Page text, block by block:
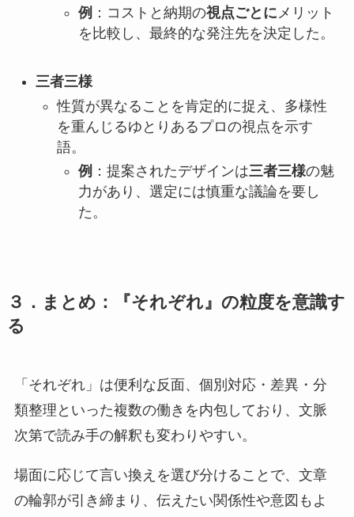
例 ：コストと納期の視点ごとに メリット
を比較し、最終的な発注先を決定した。
三者三様
性質が異なることを肯定的に捉え、多様性
を重んじるゆとりあるプロの視点を示す
語。
例 ：提案されたデザインは三者三様の魅
力があり、選定には慎重な議論を要し
た。
３．まとめ：『それぞれ』の粒度を意識す
る
「それぞれ」は便利な反面、個別対応・差異・分
類整理といった複数の働きを内包しており、文脈
次第で読み手の解釈も変わりやすい。
場面に応じて言い換えを選び分けることで、文章
の輪郭が引き締まり、伝えたい関係性や意図もよ